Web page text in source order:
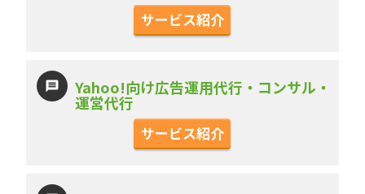
サービス紹介
Yahoo!向け広告運用代行・コンサル・
運営代行
サービス紹介